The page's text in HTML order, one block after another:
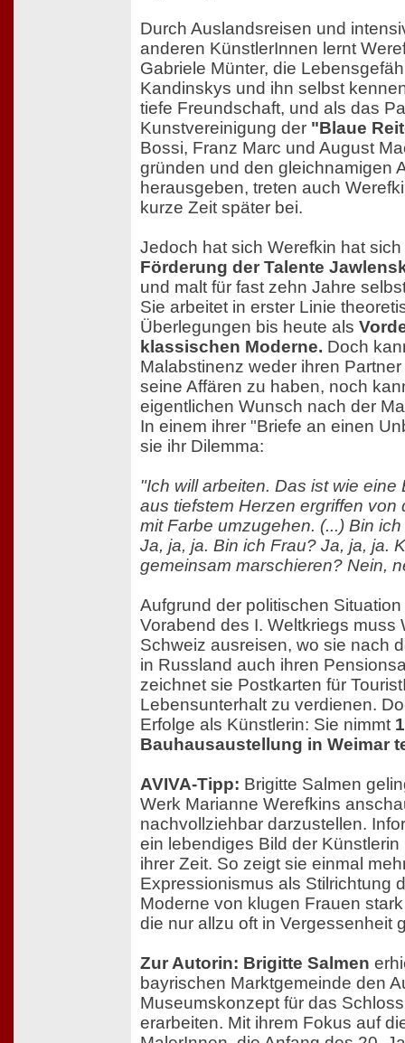
Durch Auslandsreisen und
anderen KünstlerInnen lernt
Gabriele Münter, die
Kandinskys und ihn selbst
tiefe Freundschaft, und als das
Kunstvereinigung der "Blaue
Bossi, Franz Marc und August
gründen und den gleichnamigen
herausgeben, treten auch
kurze Zeit später bei.
Jedoch hat sich Werefkin hat
Förderung der Talente
und malt für fast zehn Jahre
Sie arbeitet in erster Linie
Überlegungen bis heute als
klassischen Moderne. Doch
Malabstinenz weder ihren
seine Affären zu haben, noch
eigentlichen Wunsch nach der
In einem ihrer "Briefe an einen
sie ihr Dilemma:
"Ich will arbeiten. Das ist wie
aus tiefstem Herzen ergriffen von
mit Farbe umzugehen. (...) Bin
Ja, ja, ja. Bin ich Frau? Ja, ja, ja.
gemeinsam marschieren? Nein,
Aufgrund der politischen
Vorabend des I. Weltkriegs muss
Schweiz ausreisen, wo sie nach
in Russland auch ihren
zeichnet sie Postkarten für
Lebensunterhalt zu verdienen.
Erfolge als Künstlerin: Sie nimmt
Bauhausaustellung in Weimar
AVIVA-Tipp: Brigitte Salmen
Werk Marianne Werefkins
nachvollziehbar darzustellen.
ein lebendiges Bild der
ihrer Zeit. So zeigt sie einmal
Expressionismus als Stilrichtung
Moderne von klugen Frauen
die nur allzu oft in Vergessenheit
Zur Autorin: Brigitte Salmen
bayrischen Marktgemeinde den
Museumskonzept für das
erarbeiten. Mit ihrem Fokus auf